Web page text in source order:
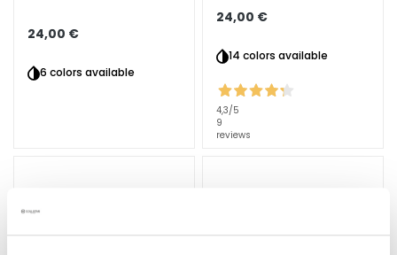
h
n
n
24,00 €
6 colors available
24,00 €
14 colors available
4,3/5
9
reviews